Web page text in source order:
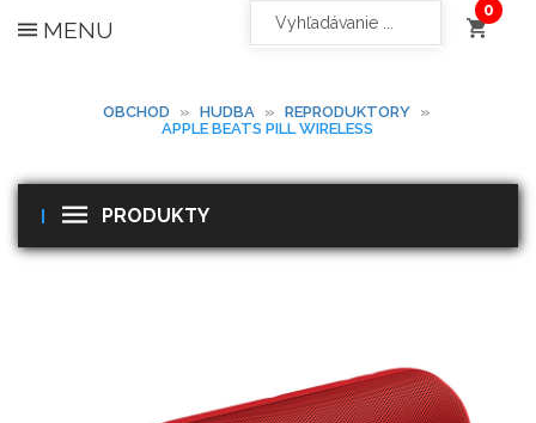
MENU
OBCHOD » HUDBA » REPRODUKTORY »
APPLE BEATS PILL WIRELESS
PRODUKTY